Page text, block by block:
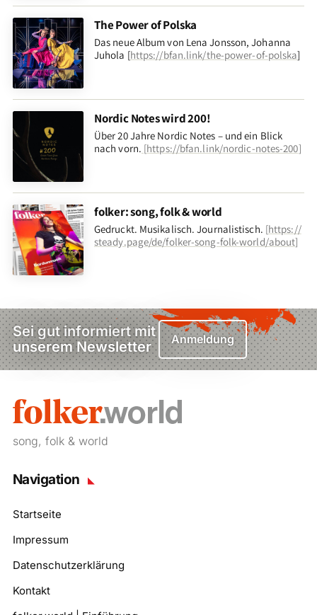
The Power of Polska
Das neue Album von Lena Jonsson, Johanna
Juhola [https://bfan.link/the-power-of-polska]
Nordic Notes wird 200!
Über 20 Jahre Nordic Notes – und ein Blick
nach vorn. [https://bfan.link/nordic-notes-200]
folker: song, folk & world
Gedruckt. Musikalisch. Journalistisch. [https://
steady.page/de/folker-song-folk-world/about]
Sei gut informiert mit
unserem Newsletter
Anmeldung
song, folk & world
Navigation
Startseite
Impressum
Datenschutzerklärung
Kontakt